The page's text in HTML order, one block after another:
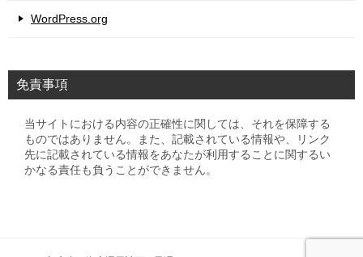
WordPress.org
免責事項
当サイトにおける内容の正確性に関しては、それを保障する
ものではありません。また、記載されている情報や、リンク
先に記載されている情報をあなたが利用することに関するい
かなる責任も負うことができません。